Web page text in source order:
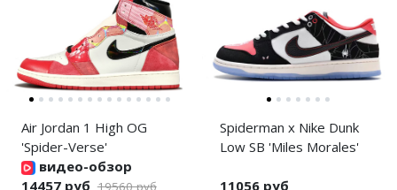
Air Jordan 1 High OG
'Spider-Verse'
видео-обзор
14457 руб 19560 руб
Spiderman x Nike Dunk
Low SB 'Miles Morales'
11056 руб